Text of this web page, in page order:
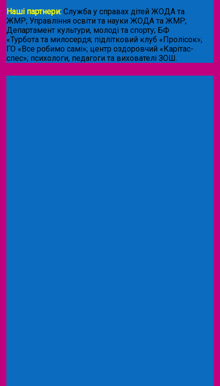
Наші партнери: Служба у справах дітей ЖОДА та
ЖМР; Управління освіти та науки ЖОДА та ЖМР;
Департамент культури, молоді та спорту; БФ
«Турбота та милосердя; підлітковий клуб «Пролісок»;
ГО «Все робимо самі»; центр оздоровчий «Карітас-
спес»; психологи, педагоги та вихователі ЗОШ.